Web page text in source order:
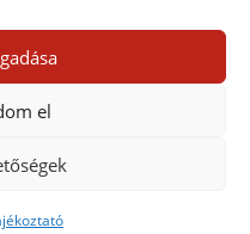
el